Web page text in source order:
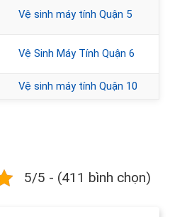
Vệ sinh máy tính Quận 5
Vệ Sinh Máy Tính Quận 6
Vệ sinh máy tính Quận 10
5/5 - (411 bình chọn)